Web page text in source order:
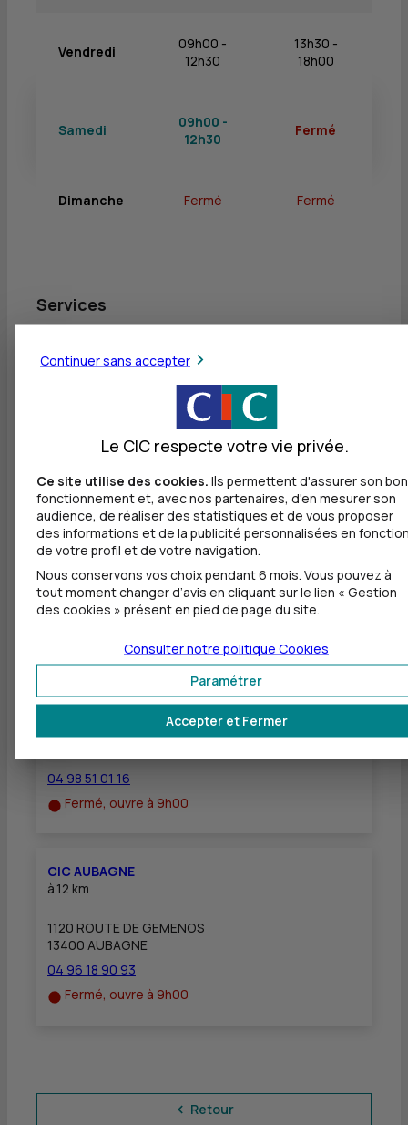
Vendredi
09h00 -
12h30
13h30 -
18h00
Samedi
09h00 -
12h30
Fermé
Dimanche Fermé Fermé
Services
Retrait de rouleaux de monnaie EUR
Dépôt de monnaie EUR
Dépôt valorisé de chèques EUR
Dépôt de chèques EUR
Equipement pour déficients visuels
CIC LA CIOTAT PARK - LES LECQUES
à7,1 km
14 ALLEE DES PINS
04 98 51 01 16
Fermé, ouvre à 9h00
CIC AUBAGNE
à 12 km
1120 ROUTE DE GEMENOS
13400 AUBAGNE
04 96 18 90 93
Fermé, ouvre à 9h00
Retour
Continuer sans accepter
Le CIC respecte votre vie privée.
Ce site utilise des cookies. Ils permettent d'assurer son bon
fonctionnement et, avec nos partenaires, d'en mesurer son
audience, de réaliser des statistiques et de vous proposer
des informations et de la publicité personnalisées en
de votre profil et de votre navigation.
Nous conservons vos choix pendant 6 mois. Vous pouvez à
tout moment changer d’avis en cliquant sur le lien « Gestion
des cookies » présent en pied de page du site.
Accepter et Fermer
Paramétrer
Consulter notre politique Cookies